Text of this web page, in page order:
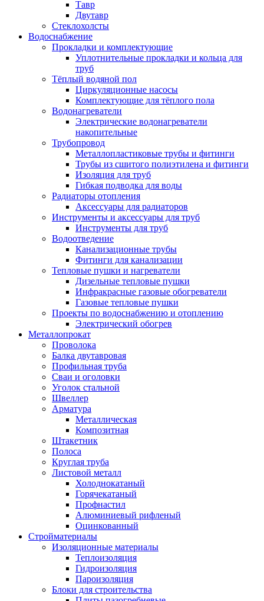
Тавр
Двутавр
Стеклохолсты
Водоснабжение
Прокладки и комплектующие
Уплотнительные прокладки и кольца для
труб
Тёплый водяной пол
Циркуляционные насосы
Комплектующие для тёплого пола
Водонагреватели
Электрические водонагреватели
накопительные
Трубопровод
Металлопластиковые трубы и фитинги
Трубы из сшитого полиэтилена и фитинги
Изоляция для труб
Гибкая подводка для воды
Радиаторы отопления
Аксессуары для радиаторов
Инструменты и аксессуары для труб
Инструменты для труб
Водоотведение
Канализационные трубы
Фитинги для канализации
Тепловые пушки и нагреватели
Дизельные тепловые пушки
Инфракрасные газовые обогреватели
Газовые тепловые пушки
Проекты по водоснабжению и отоплению
Электрический обогрев
Металлопрокат
Проволока
Балка двутавровая
Профильная труба
Сваи и оголовки
Уголок стальной
Швеллер
Арматура
Металлическая
Композитная
Штакетник
Полоса
Круглая труба
Листовой металл
Холоднокатаный
Горячекатаный
Профнастил
Алюминиевый рифленый
Оцинкованный
Стройматериалы
Изоляционные материалы
Теплоизоляция
Гидроизоляция
Пароизоляция
Блоки для строительства